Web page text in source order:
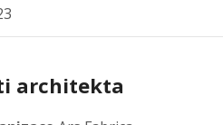
architekta